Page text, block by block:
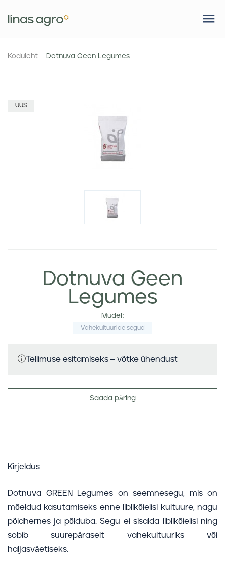
Koduleht Dotnuva Geen Legumes
UUS
Dotnuva Geen
Legumes
Mudel:
Vahekultuuride segud
Tellimuse esitamiseks – võtke ühendust
Saada päring
Kirjeldus
Dotnuva GREEN Legumes on seemnesegu, mis on
mõeldud kasutamiseks enne liblikõielisi kultuure, nagu
põldhernes ja põlduba. Segu ei sisalda liblikõielisi ning
sobib suurepäraselt vahekultuuriks või
haljasväetiseks.